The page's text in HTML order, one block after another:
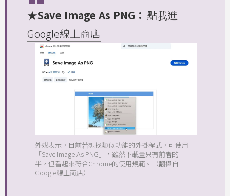
★Save Image As PNG： 點我進
Google線上商店
外媒表示，目前若想找類似功能的外掛程式，可使用
「Save Image As PNG」，雖然下載量只有前者的一
半，但看起來符合Chrome的使用規範。（翻攝自
Google線上商店）